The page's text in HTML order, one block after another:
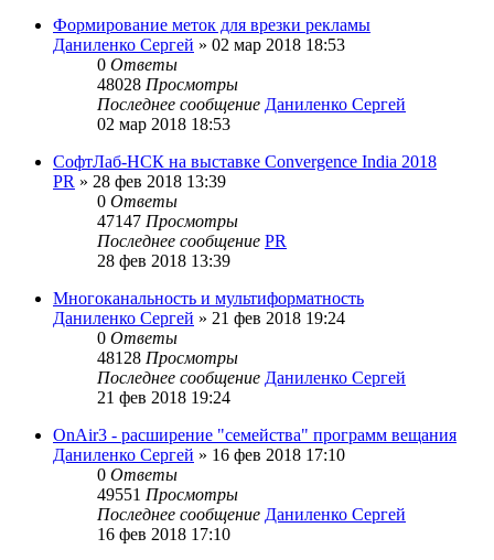
Формирование меток для врезки рекламы
Даниленко Сергей » 02 мар 2018 18:53
0 Ответы
48028 Просмотры
Последнее сообщение Даниленко Сергей
02 мар 2018 18:53
СофтЛаб-НСК на выставке Convergence India 2018
PR » 28 фев 2018 13:39
0 Ответы
47147 Просмотры
Последнее сообщение PR
28 фев 2018 13:39
Многоканальность и мультиформатность
Даниленко Сергей » 21 фев 2018 19:24
0 Ответы
48128 Просмотры
Последнее сообщение Даниленко Сергей
21 фев 2018 19:24
OnAir3 - расширение "семейства" программ вещания
Даниленко Сергей » 16 фев 2018 17:10
0 Ответы
49551 Просмотры
Последнее сообщение Даниленко Сергей
16 фев 2018 17:10